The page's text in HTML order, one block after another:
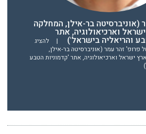
(אוניברסיטה בר-אילן, המחלקה
וארכיאולוגיה, אתר
והריאליה בישראל') |
להציג
פרופ' זהר עמר (אוניברסיטה בר-אילן,
ישראל וארכיאולוגיה, אתר 'קדמוניות הטבע